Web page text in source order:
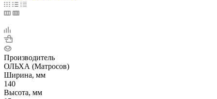
Производитель
ОЛЬХА (Матросов)
Ширина, мм
140
Высота, мм